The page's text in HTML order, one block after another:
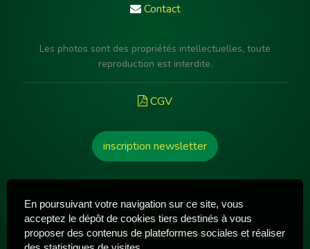
Contact
Les photos sont des propriétés intellectuelles, toute
reproduction est interdite.
CGV
inscription newsletter
Compte client
Offres Promotionnelles
En poursuivant votre navigation sur ce site, vous
acceptez le dépôt de cookies tiers destinés à vous
proposer des contenus de plateformes sociales et réaliser